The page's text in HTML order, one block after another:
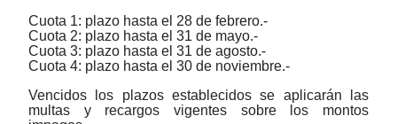
Cuota 1: plazo hasta el 28 de febrero.-
Cuota 2: plazo hasta el 31 de mayo.-
Cuota 3: plazo hasta el 31 de agosto.-
Cuota 4: plazo hasta el 30 de noviembre.-
Vencidos los plazos establecidos se aplicarán las
multas y recargos vigentes sobre los montos